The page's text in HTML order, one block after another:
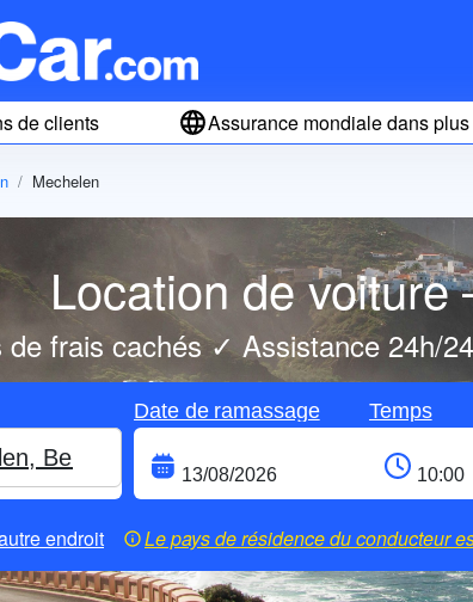
de clients Assurance mondiale dans
Mechelen
Location de voiture
frais cachés ✓ Assistance 24h/
Date de ramassage Temps
endroit Le pays de résidence du conducteur